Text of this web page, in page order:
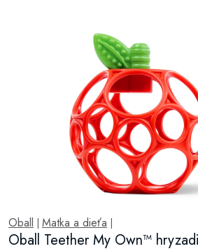
Oball Matka a dieťa
Oball Teether My Own™